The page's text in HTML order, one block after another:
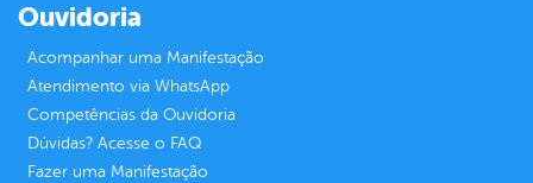
Ouvidoria
Acompanhar uma Manifestação
Atendimento via WhatsApp
Competências da Ouvidoria
Dúvidas? Acesse o FAQ
Fazer uma Manifestação